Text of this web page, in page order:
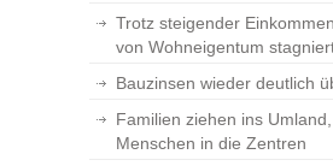
Trotz steigender
von Wohneigentum
Bauzinsen wieder deutlich
Familien ziehen ins
Menschen in die Zentren